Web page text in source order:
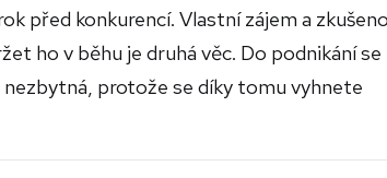
před konkurencí. Vlastní zájem a
ho v běhu je druhá věc. Do podnikání
protože se díky tomu vyhnete